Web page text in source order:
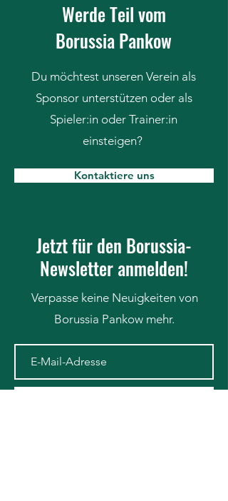
Werde Teil vom
Borussia Pankow
Du möchtest unseren Verein als
Sponsor unterstützen oder als
Spieler:in oder Trainer:in
einsteigen?
Kontaktiere uns
Jetzt für den Borussia-
Newsletter anmelden!
Verpasse keine Neuigkeiten von
Borussia Pankow mehr.